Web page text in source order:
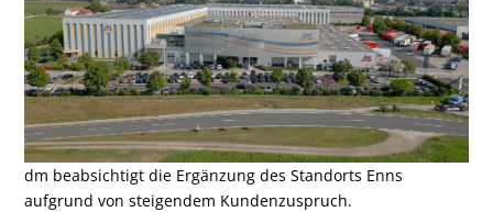
dm beabsichtigt die Ergänzung des Standorts Enns
aufgrund von steigendem Kundenzuspruch.